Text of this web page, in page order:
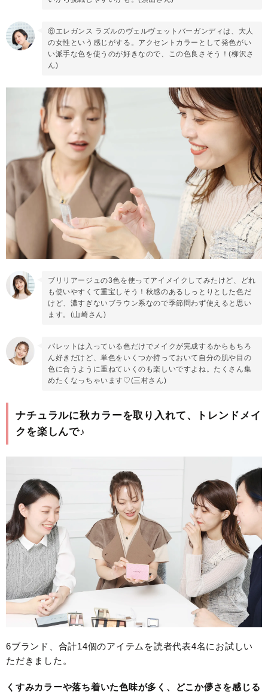
⑥エレガンス ラズルのヴェルヴェットバーガンディは、大人
の女性という感じがする。アクセントカラーとして発色がい
い派手な色を使うのが好きなので、この色良さそう！(柳沢さ
ん)
ブリリアージュの3色を使ってアイメイクしてみたけど、どれ
も使いやすくて重宝しそう！秋感のあるしっとりとした色だ
けど、濃すぎないブラウン系なので季節問わず使えると思い
ます。(山崎さん)
パレットは入っている色だけでメイクが完成するからもちろ
ん好きだけど、単色をいくつか持っておいて自分の肌や目の
色に合うように重ねていくのも楽しいですよね。たくさん集
めたくなっちゃいます♡(三村さん)
ナチュラルに秋カラーを取り入れて、トレンドメイ
クを楽しんで♪
6ブランド、合計14個のアイテムを読者代表4名にお試しい
ただきました。
くすみカラーや落ち着いた色味が多く、どこか儚さを感じる